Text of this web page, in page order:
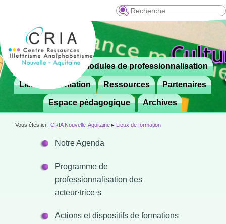
Recherche
Menu
principal
Aller
contenu
principal
 Le CRIA Modules de professionnalisation
Lieux de formation Ressources Partenaires
Espace pédagogique Archives
Vous êtes ici : CRIA Nouvelle-Aquitaine ▸ Lieux de formation
Notre Agenda
Programme de
professionnalisation des
acteur·trice·s
Actions et dispositifs de formations